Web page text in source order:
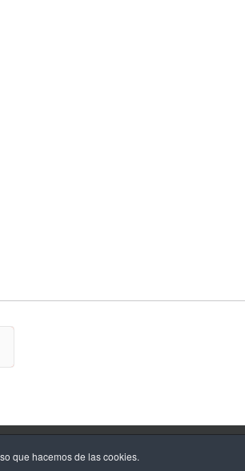
que hacemos de las cookies.
- Privacidad /Aviso Legal